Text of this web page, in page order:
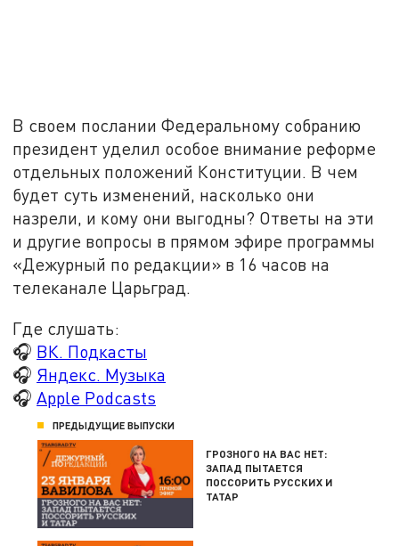
В своем послании Федеральному собранию
президент уделил особое внимание реформе
отдельных положений Конституции. В чем
будет суть изменений, насколько они
назрели, и кому они выгодны? Ответы на эти
и другие вопросы в прямом эфире программы
«Дежурный по редакции» в 16 часов на
телеканале Царьград.
Где слушать:
🎧 ВК. Подкасты
🎧 Яндекс. Музыка
🎧Apple Podcasts
ПРЕДЫДУЩИЕ ВЫПУСКИ
ГРОЗНОГО НА ВАС НЕТ:
ЗАПАД ПЫТАЕТСЯ
ПОССОРИТЬ РУССКИХ И
ТАТАР